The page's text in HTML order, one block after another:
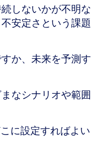
しないかが不明な
安定さという課題
か、未来を予測す
なシナリオや範囲
に設定すればよい